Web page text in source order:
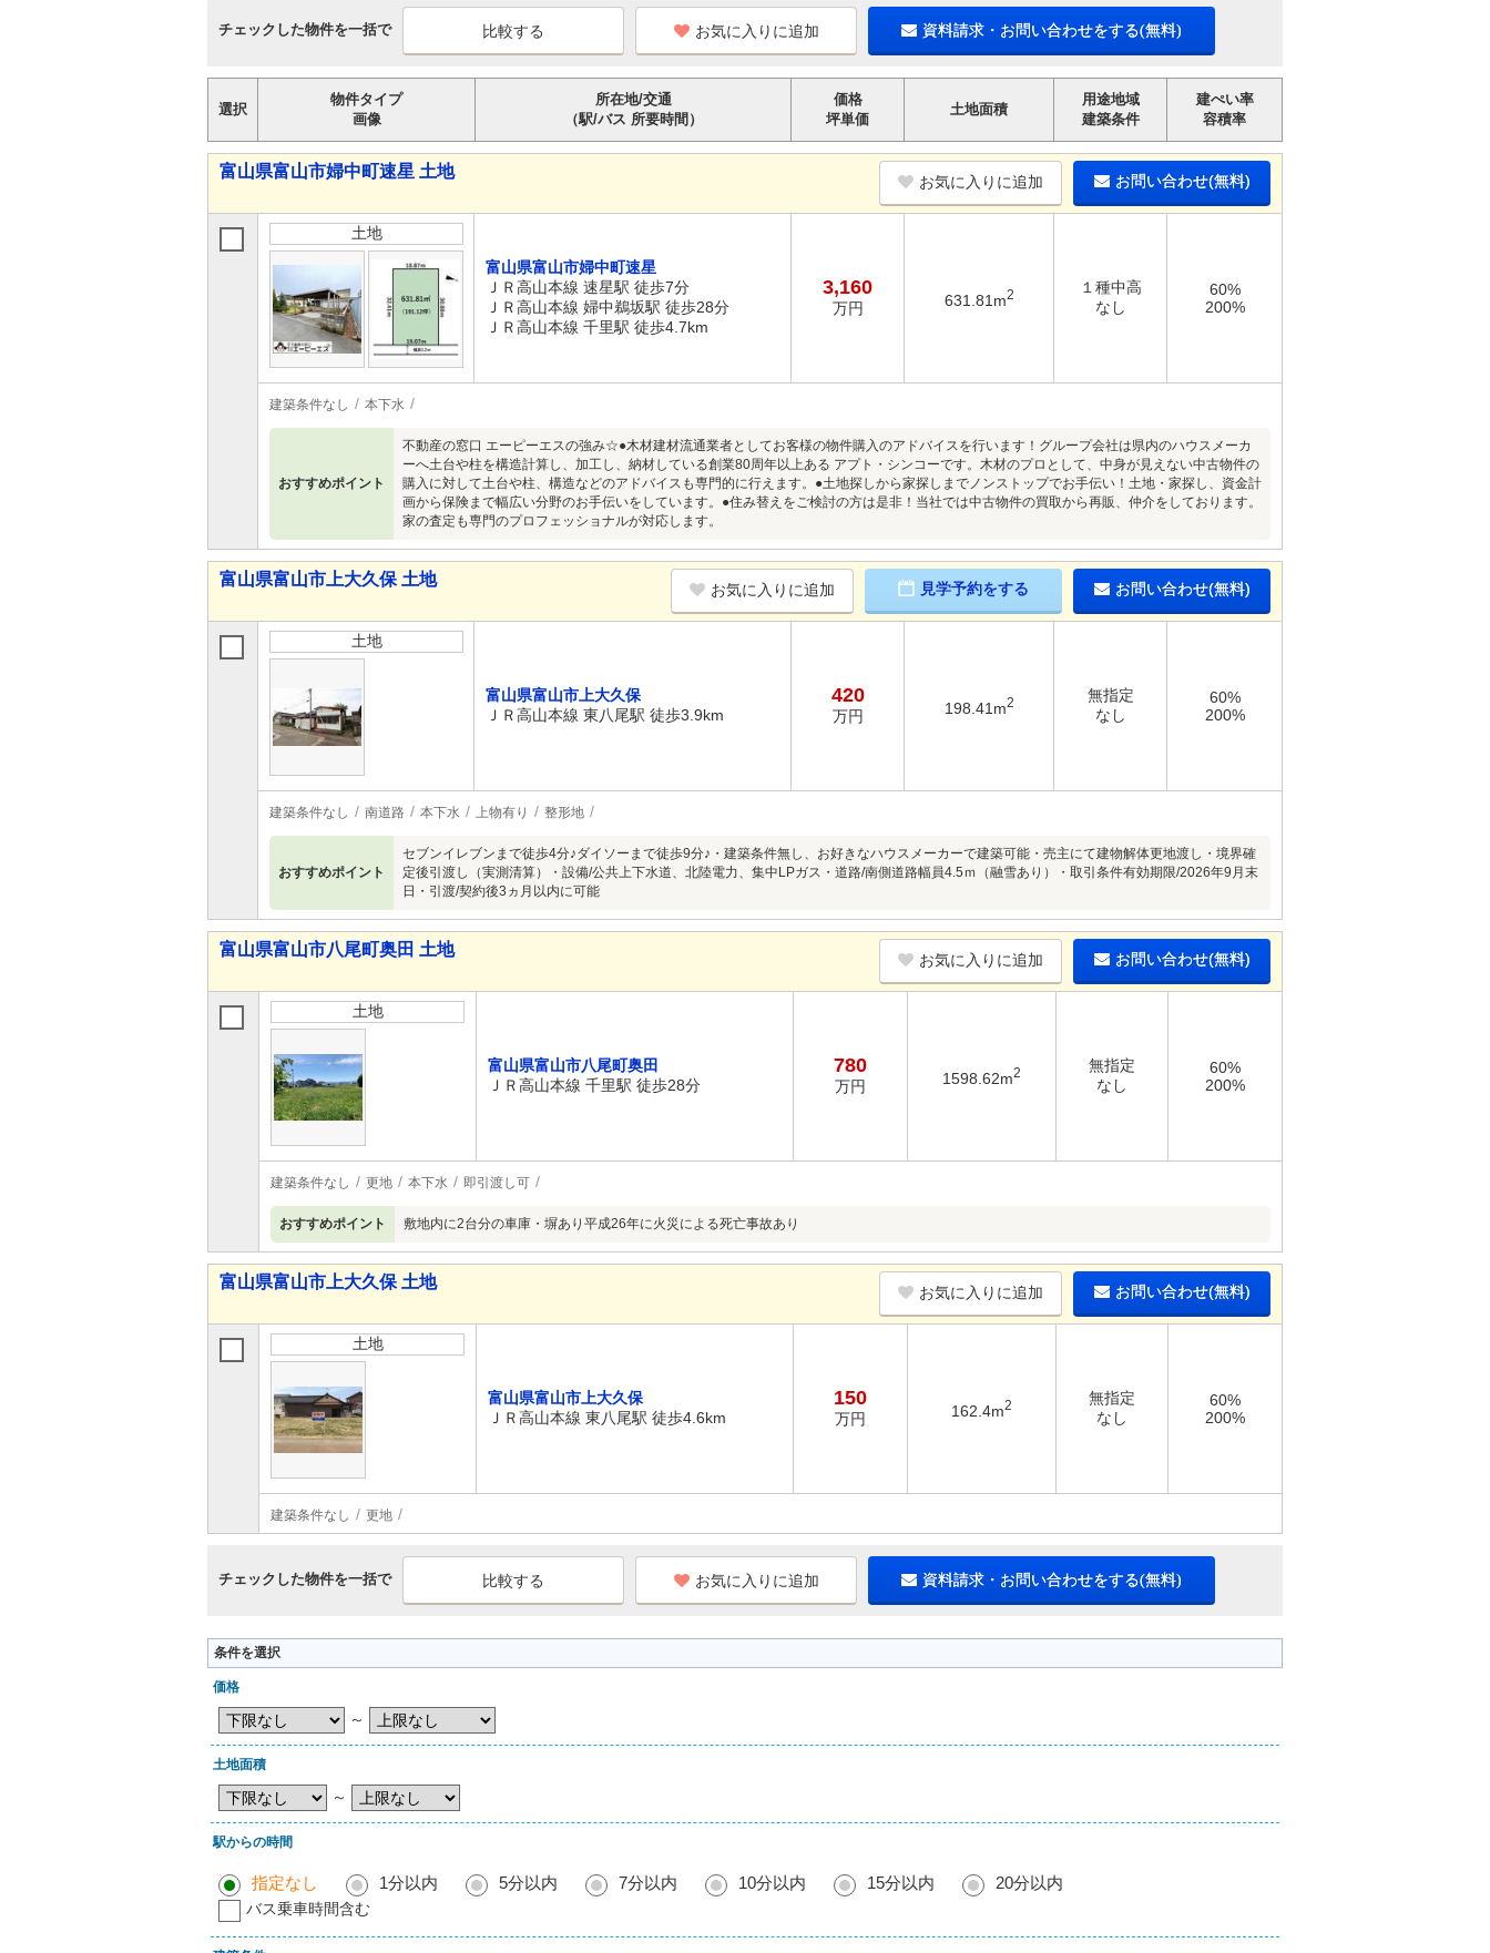
チェックした物件を一括で お気に入りに追加 資料請求・お問い合わせをする(無料)
選択
物件タイプ
画像
所在地/交通
（駅/バス 所要時間）
価格
坪単価
土地面積
用途地域
建築条件
建ぺい率
容積率
富山県富山市婦中町速星 土地
お気に入りに追加 お問い合わせ(無料)
土地
富山県富山市婦中町速星
ＪＲ高山本線 速星駅 徒歩7分
ＪＲ高山本線 婦中鵜坂駅 徒歩28分
ＪＲ高山本線 千里駅 徒歩4.7km
3,160
万円 631.81m2
１種中高
なし
60%
200%
建築条件なし 本下水
おすすめポイント
不動産の窓口 エーピーエスの強み☆●木材建材流通業者としてお客様の物件購入のアドバイスを行います！グループ会社は県内のハウスメーカ
ーへ土台や柱を構造計算し、加工し、納材している創業80周年以上ある アプト・シンコーです。木材のプロとして、中身が見えない中古物件の
購入に対して土台や柱、構造などのアドバイスも専門的に行えます。●土地探しから家探しまでノンストップでお手伝い！土地・家探し、資金計
画から保険まで幅広い分野のお手伝いをしています。●住み替えをご検討の方は是非！当社では中古物件の買取から再販、仲介をしております。
家の査定も専門のプロフェッショナルが対応します。
富山県富山市上大久保 土地
お気に入りに追加 見学予約をする お問い合わせ(無料)
土地
富山県富山市上大久保
ＪＲ高山本線 東八尾駅 徒歩3.9km
420
万円 198.41m2
無指定
なし
60%
200%
建築条件なし 南道路 本下水 上物有り 整形地
おすすめポイント
セブンイレブンまで徒歩4分♪ダイソーまで徒歩9分♪・建築条件無し、お好きなハウスメーカーで建築可能・売主にて建物解体更地渡し・境界確
定後引渡し（実測清算）・設備/公共上下水道、北陸電力、集中LPガス・道路/南側道路幅員4.5ｍ（融雪あり）・取引条件有効期限/2026年9月末
日・引渡/契約後3ヵ月以内に可能
富山県富山市八尾町奥田 土地
お気に入りに追加 お問い合わせ(無料)
土地
富山県富山市八尾町奥田
ＪＲ高山本線 千里駅 徒歩28分
780
万円 1598.62m2
無指定
なし
60%
200%
建築条件なし 更地 本下水 即引渡し可
おすすめポイント 敷地内に2台分の車庫・塀あり平成26年に火災による死亡事故あり
富山県富山市上大久保 土地
お気に入りに追加 お問い合わせ(無料)
土地
富山県富山市上大久保
ＪＲ高山本線 東八尾駅 徒歩4.6km
150
万円 162.4m2
無指定
なし
60%
200%
建築条件なし 更地
チェックした物件を一括で お気に入りに追加 資料請求・お問い合わせをする(無料)
条件を選択
価格
～
土地面積
～
駅からの時間
指定なし 1分以内 5分以内 7分以内 10分以内 15分以内 20分以内
バス乗車時間含む